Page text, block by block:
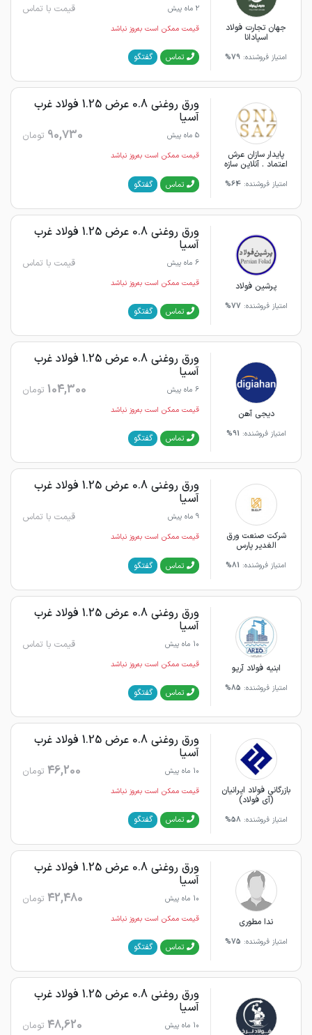
جهان تجارت فولاد
اسپادانا
امتیاز فروشنده: 79%
2 ماه پیش قیمت با تماس
قیمت ممکن است به‌روز نباشد
تماس گفتگو
پایدار سازان عرش
اعتماد . آنلاین سازه
امتیاز فروشنده:64%
ورق روغنی 0.8 عرض 1.25 فولاد غرب
آسیا
5 ماه پیش 90,730 تومان
قیمت ممکن است به‌روز نباشد
تماس گفتگو
پرشین فولاد
امتیاز فروشنده: 77%
ورق روغنی 0.8 عرض 1.25 فولاد غرب
آسیا
6 ماه پیش قیمت با تماس
قیمت ممکن است به‌روز نباشد
تماس گفتگو
دیجی آهن
امتیاز فروشنده: 91%
ورق روغنی 0.8 عرض 1.25 فولاد غرب
آسیا
6 ماه پیش 104,300 تومان
قیمت ممکن است به‌روز نباشد
تماس گفتگو
شرکت صنعت ورق
الغدیر پارس
امتیاز فروشنده: 81%
ورق روغنی 0.8 عرض 1.25 فولاد غرب
آسیا
9 ماه پیش قیمت با تماس
قیمت ممکن است به‌روز نباشد
تماس گفتگو
ابنیه فولاد آریو
امتیاز فروشنده: 85%
ورق روغنی 0.8 عرض 1.25 فولاد غرب
آسیا
10 ماه پیش قیمت با تماس
قیمت ممکن است به‌روز نباشد
تماس گفتگو
بازرگانی فولاد ایرانیان
(آی فولاد)
امتیاز فروشنده: 58%
ورق روغنی 0.8 عرض 1.25 فولاد غرب
آسیا
10 ماه پیش 46,200 تومان
قیمت ممکن است به‌روز نباشد
تماس گفتگو
ندا مطوری
امتیاز فروشنده: 75%
ورق روغنی 0.8 عرض 1.25 فولاد غرب
آسیا
10 ماه پیش 42,480 تومان
قیمت ممکن است به‌روز نباشد
تماس گفتگو
ورق روغنی 0.8 عرض 1.25 فولاد غرب
آسیا
10 ماه پیش 48,620 تومان